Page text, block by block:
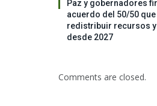
Paz y gobernadores
acuerdo del 50/50
redistribuir recursos
desde 2027
Comments are closed.